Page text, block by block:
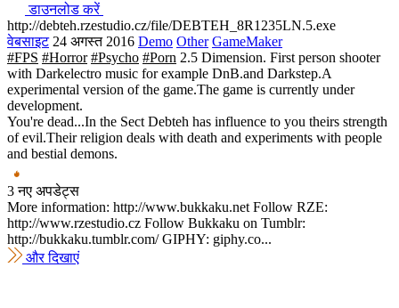
डाउनलोड करें
http://debteh.rzestudio.cz/file/DEBTEH_8R1235LN.5.exe
वेबसाइट 24 अगस्त 2016 Demo Other GameMaker
#FPS #Horror #Psycho #Porn 2.5 Dimension. First person shooter
with Darkelectro music for example DnB.and Darkstep.A
experimental version of the game.The game is currently under
development.
You're dead...In the Sect Debteh has influence to you theirs strength
of evil.Their religion deals with death and experiments with people
and bestial demons.
3 नए अपडेट्स
More information: http://www.bukkaku.net Follow RZE:
http://www.rzestudio.cz Follow Bukkaku on Tumblr:
http://bukkaku.tumblr.com/ GIPHY: giphy.co...
और दिखाएं